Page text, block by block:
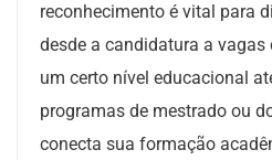
reconhecimento é vital para
desde a candidatura a vagas
um certo nível educacional
programas de mestrado ou
conecta sua formação